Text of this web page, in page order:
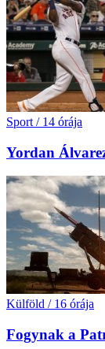
Sport / 14 órája
Yordan
Külföld / 16 órája
Fogynak a